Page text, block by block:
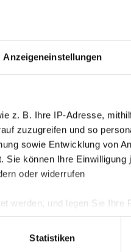
Anzeigeneinstellungen
z. B. Ihre IP-Adresse,
zuzugreifen und so
sowie Entwicklung von
können Ihre Einwilligung
oder widerrufen
werden, und legen Sie Ihre
Funktionen für soziale
Statistiken
Junge
Nachwuchs
Ticketing